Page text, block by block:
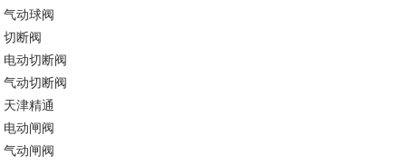
气动球阀
切断阀
电动切断阀
气动切断阀
天津精通
电动闸阀
气动闸阀